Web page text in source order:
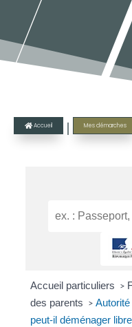
 Accueil | Mes démarches
Accueil particuliers >
des parents >
peut-il déménager